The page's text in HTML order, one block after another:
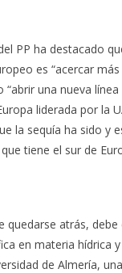
PP ha destacado
es “acercar
“abrir una nueva línea
liderada por la
la sequía ha sido y
tiene el sur de
quedarse atrás, debe
en materia hídrica
de Almería,